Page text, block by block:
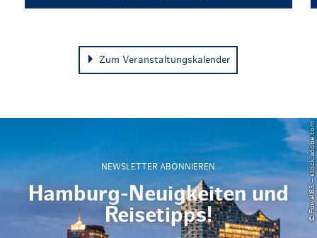
Zum Veranstaltungskalender
NEWSLETTER ABONNIEREN
Hamburg-Neuigkeiten und
Reisetipps!
© Powell83 – stock.adobe.com